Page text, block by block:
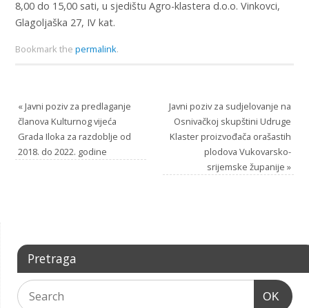
8,00 do 15,00 sati, u sjedištu Agro-klastera d.o.o. Vinkovci,
Glagoljaška 27, IV kat.
Bookmark the permalink.
«Javni poziv za predlaganje
članova Kulturnog vijeća
Grada Iloka za razdoblje od
2018. do 2022. godine
Javni poziv za sudjelovanje na
Osnivačkoj skupštini Udruge
Klaster proizvođača orašastih
plodova Vukovarsko-
srijemske županije»
Pretraga
OK